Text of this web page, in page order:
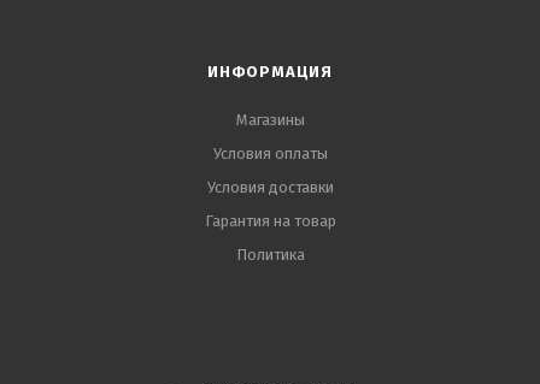
ИНФОРМАЦИЯ
Магазины
Условия оплаты
Условия доставки
Гарантия на товар
Политика